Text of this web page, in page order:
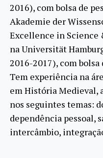
2016), com bolsa de
Akademie der
Excellence in Science
na Universität
2016-2017), com
Tem experiência na
em História Medieval,
nos seguintes temas:
dependência pessoal,
intercâmbio,